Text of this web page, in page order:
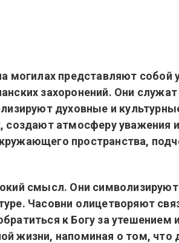
могилах представляют собой
захоронений. Они
духовные и
создают атмосферу уважения
пространства,
смысл. Они
Часовни олицетворяют
к Богу за утешением
жизни, напоминая о том, что